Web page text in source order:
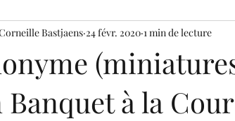
Banquet à la
Bastjaens 24 févr. 2020 1 min de lecture